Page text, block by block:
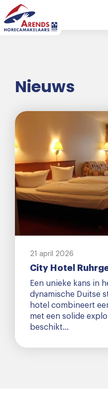
Nieuws
21 april 2026
City Hotel
Een unieke kans in
dynamische Duitse
hotel combineert
met een solide
beschikt…